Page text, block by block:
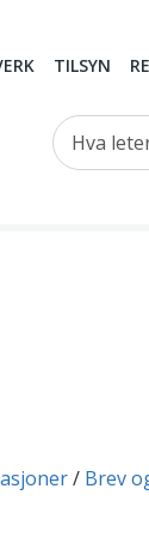
TILSYN
Hva leter
Brev